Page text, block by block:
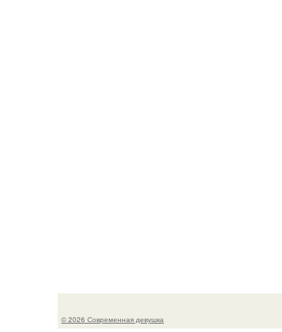
© 2026 Современная девушка